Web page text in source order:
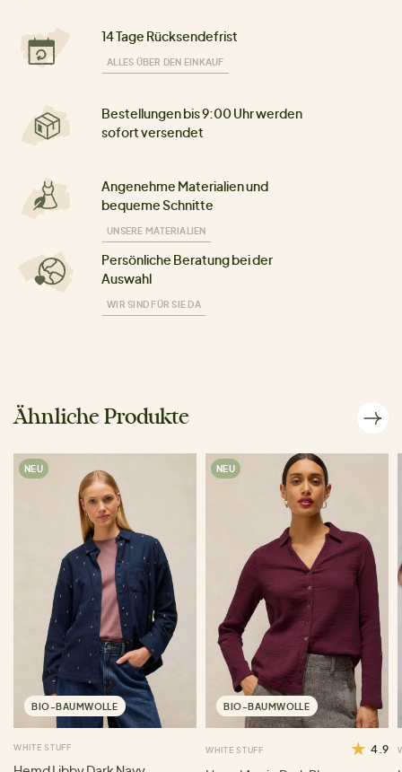
14 Tage Rücksendefrist
ALLES ÜBER DEN EINKAUF
Bestellungen bis 9:00 Uhr werden
sofort versendet
Angenehme Materialien und
bequeme Schnitte
UNSERE MATERIALIEN
Persönliche Beratung bei der
Auswahl
WIR SIND FÜR SIE DA
Ähnliche Produkte
NEU
BIO-BAUMWOLLE
WHITE STUFF
NEU
BIO-BAUMWOLLE
WHITE STUFF 4.9